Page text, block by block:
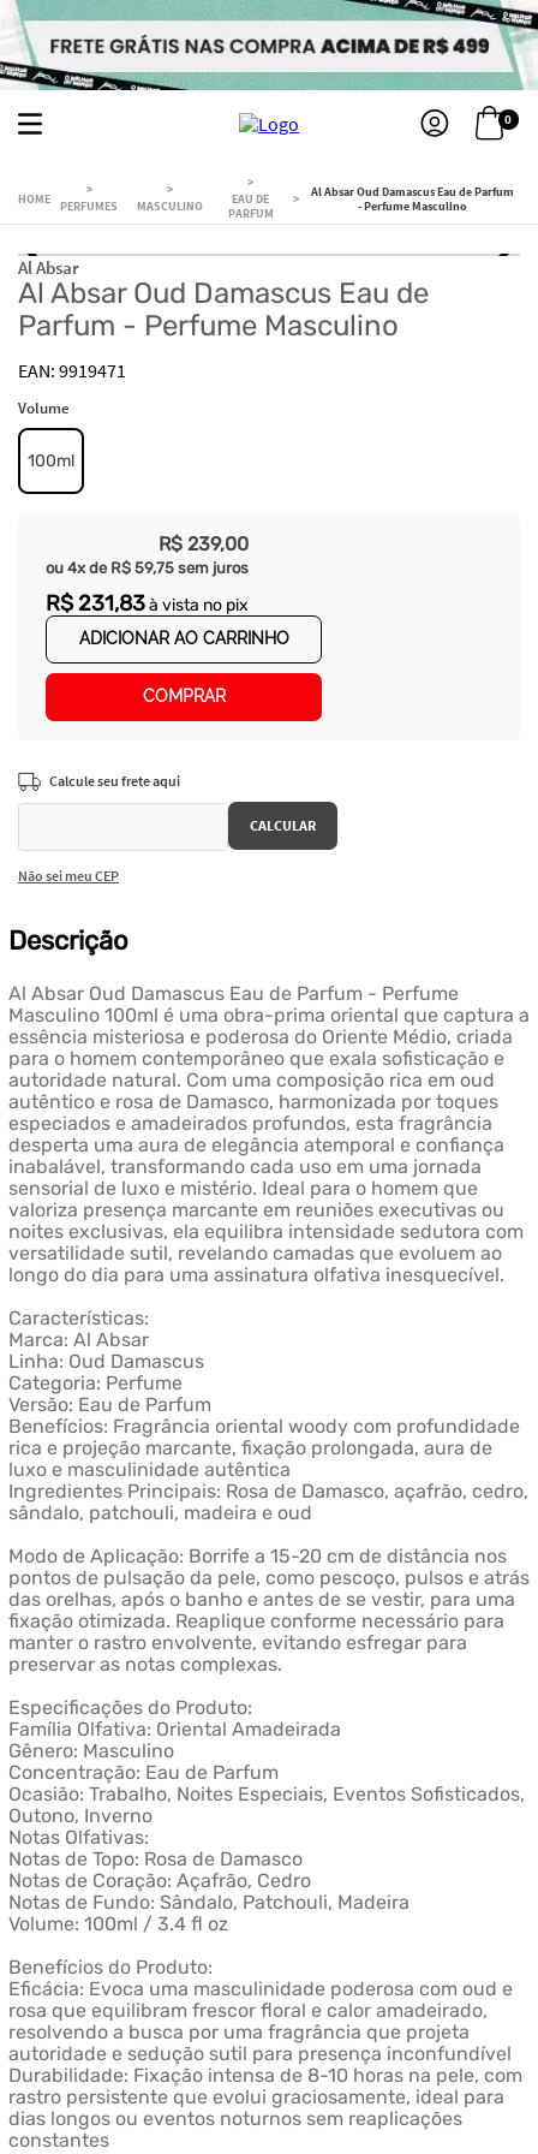
0
PERFUMES MASCULINO
EAU DE
PARFUM
Al Absar Oud Damascus Eau de Parfum
- Perfume Masculino
Al Absar
Al Absar Oud Damascus Eau de
Parfum - Perfume Masculino
9919471
Volume
100ml
R$ 239,00
ou 4x de R$ 59,75 sem juros
R$ 231,83à vista no pix
ADICIONAR AO CARRINHO
COMPRAR
Não sei meu CEP
Descrição
Al Absar Oud Damascus Eau de Parfum - Perfume
Masculino 100ml é uma obra-prima oriental que captura a
essência misteriosa e poderosa do Oriente Médio, criada
para o homem contemporâneo que exala sofisticação e
autoridade natural. Com uma composição rica em oud
autêntico e rosa de Damasco, harmonizada por toques
especiados e amadeirados profundos, esta fragrância
desperta uma aura de elegância atemporal e confiança
inabalável, transformando cada uso em uma jornada
sensorial de luxo e mistério. Ideal para o homem que
valoriza presença marcante em reuniões executivas ou
noites exclusivas, ela equilibra intensidade sedutora com
versatilidade sutil, revelando camadas que evoluem ao
longo do dia para uma assinatura olfativa inesquecível.
Características:
Marca: Al Absar
Linha: Oud Damascus
Categoria: Perfume
Versão: Eau de Parfum
Benefícios: Fragrância oriental woody com profundidade
rica e projeção marcante, fixação prolongada, aura de
luxo e masculinidade autêntica
Ingredientes Principais: Rosa de Damasco, açafrão, cedro,
sândalo, patchouli, madeira e oud
Modo de Aplicação: Borrife a 15-20 cm de distância nos
pontos de pulsação da pele, como pescoço, pulsos e atrás
das orelhas, após o banho e antes de se vestir, para uma
fixação otimizada. Reaplique conforme necessário para
manter o rastro envolvente, evitando esfregar para
preservar as notas complexas.
Especificações do Produto:
Família Olfativa: Oriental Amadeirada
Gênero: Masculino
Concentração: Eau de Parfum
Ocasião: Trabalho, Noites Especiais, Eventos Sofisticados,
Outono, Inverno
Notas Olfativas:
Notas de Topo: Rosa de Damasco
Notas de Coração: Açafrão, Cedro
Notas de Fundo: Sândalo, Patchouli, Madeira
Volume: 100ml / 3.4 fl oz
Benefícios do Produto:
Eficácia: Evoca uma masculinidade poderosa com oud e
rosa que equilibram frescor floral e calor amadeirado,
resolvendo a busca por uma fragrância que projeta
autoridade e sedução sutil para presença inconfundível
Durabilidade: Fixação intensa de 8-10 horas na pele, com
rastro persistente que evolui graciosamente, ideal para
dias longos ou eventos noturnos sem reaplicações
constantes